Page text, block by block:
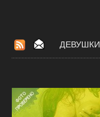
ДЕВУШКИ